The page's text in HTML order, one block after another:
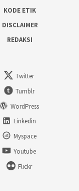
KODE ETIK
DISCLAIMER
REDAKSI
Twitter
Tumblr
WordPress
Linkedin
Myspace
Youtube
Flickr